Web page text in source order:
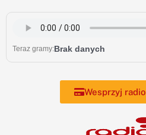
content
Teraz gramy:Brak danych
Wesprzyj radio